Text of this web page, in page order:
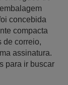
concebida
compacta
de correio,
assinatura.
para ir buscar